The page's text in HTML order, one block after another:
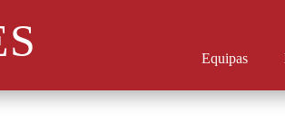
Equipas